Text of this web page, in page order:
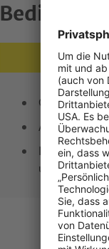
Bedienung
Geringe
Anschnallen
Leicht
und